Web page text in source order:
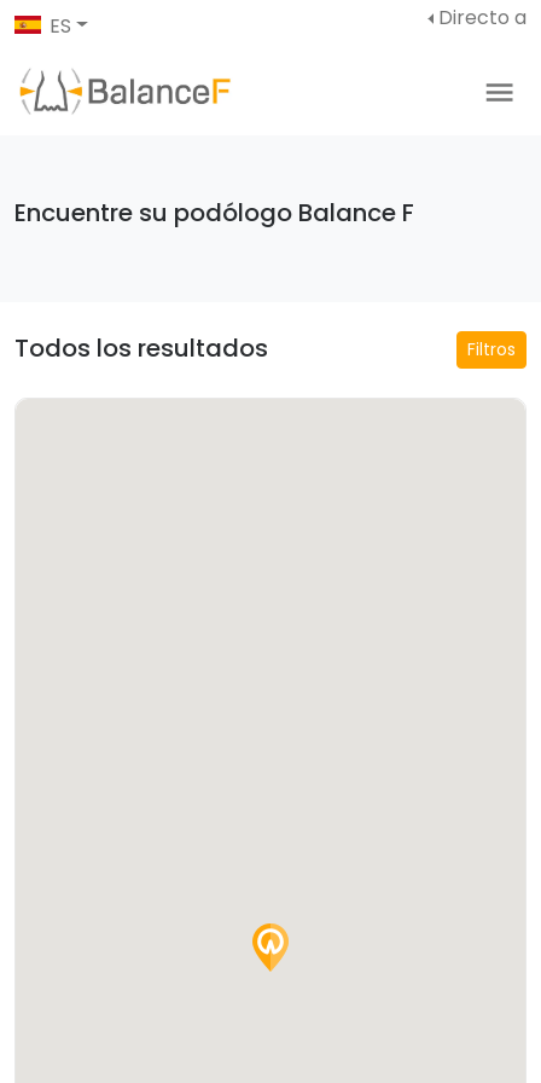
ES Directo a
Encuentre su podólogo Balance F
Todos los resultados Filtros